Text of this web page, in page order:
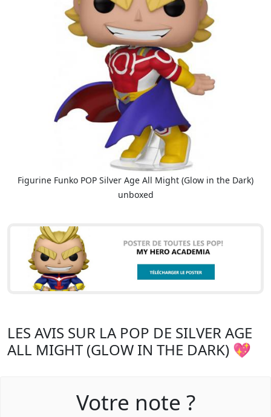
Figurine Funko POP Silver Age All Might (Glow in the Dark)
unboxed
LES AVIS SUR LA POP DE SILVER AGE
ALL MIGHT (GLOW IN THE DARK) 💖
Votre note ?